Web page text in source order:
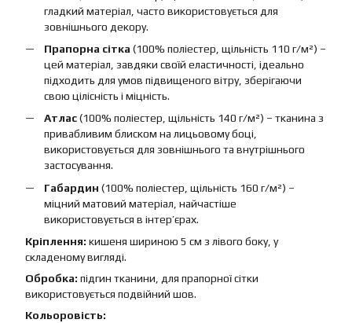
гладкий матеріал, часто використовується для
зовнішнього декору.
Прапорна сітка (100% поліестер, щільність 110 г/м²) –
цей матеріал, завдяки своїй еластичності, ідеально
підходить для умов підвищеного вітру, зберігаючи
свою цілісність і міцність.
Атлас(100% поліестер, щільність 140 г/м²) – тканина з
привабливим блиском на лицьовому боці,
використовується для зовнішнього та внутрішнього
застосування.
Габардин (100% поліестер, щільність 160 г/м²) –
міцний матовий матеріал, найчастіше
використовується в інтер’єрах.
Кріплення: кишеня шириною 5 см з лівого боку, у
складеному вигляді.
Обробка: підгин тканини, для прапорної сітки
використовується подвійний шов.
Кольоровість: